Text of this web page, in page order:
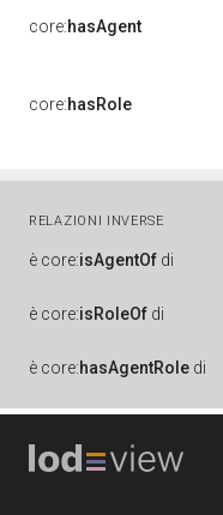
core:hasAgent
core:hasRole
RELAZIONI INVERSE
è core:isAgentOf di
è core:isRoleOf di
è core:hasAgentRole di